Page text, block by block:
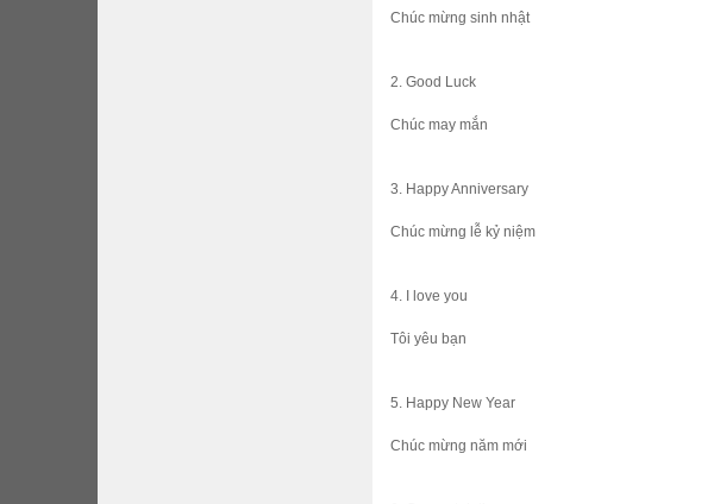
Chúc mừng sinh nhật
2. Good Luck
Chúc may mắn
3. Happy Anniversary
Chúc mừng lễ kỷ niệm
4. I love you
Tôi yêu bạn
5. Happy New Year
Chúc mừng năm mới